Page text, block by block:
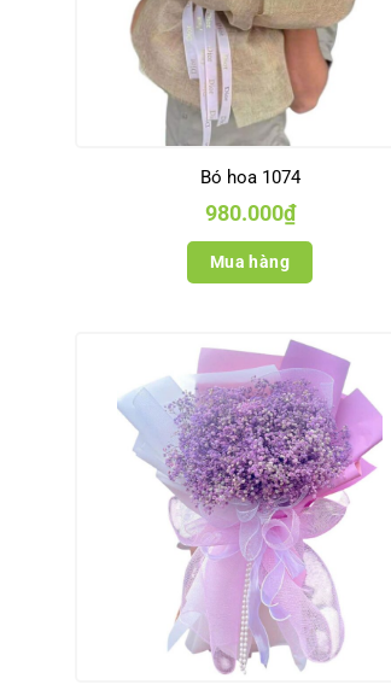
Bó hoa 1074
980.000₫
Mua hàng